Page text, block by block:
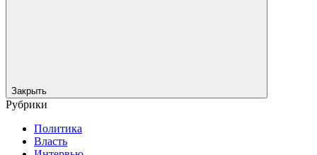
Закрыть
Рубрики
Политика
Власть